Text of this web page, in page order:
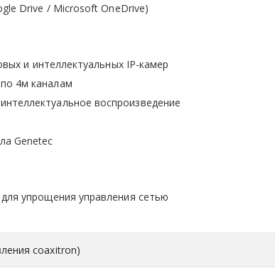
Drive / Microsoft OneDrive)
и интеллектуальных IP-камер
4м каналам
воспроизведение
Genetec
упрощения управления сетью
coaxitron)